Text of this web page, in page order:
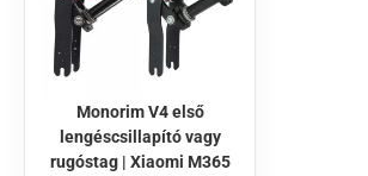
Monorim V4 első
lengéscsillapító vagy
rugóstag | Xiaomi M365